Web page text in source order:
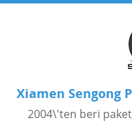
Xiamen Sengong
2004\'ten beri